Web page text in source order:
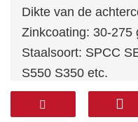
Dikte van de
Zinkcoating: 30-275
Staalsoort: SPCC
S550 S350 etc.
Basisstaal:
verzinkt staal,